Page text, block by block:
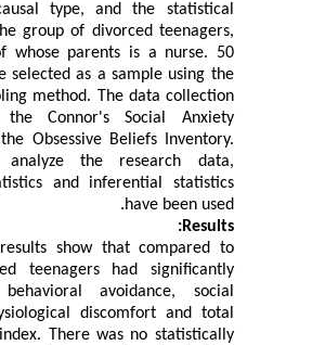
type, and the statistical
group of divorced teenagers,
whose parents is a nurse. 50
selected as a sample using the
method. The data collection
the Connor's Social Anxiety
the Obsessive Beliefs Inventory.
the research data,
and inferential statistics
have been used.
Results:
results show that compared to
teenagers had significantly
avoidance, social
discomfort and total
index. There was no statistically